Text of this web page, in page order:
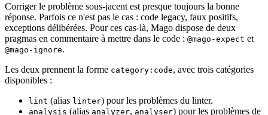
Corriger le problème sous-jacent est presque toujours la bonne
réponse. Parfois ce n'est pas le cas : code legacy, faux positifs,
exceptions délibérées. Pour ces cas-là, Mago dispose de deux
pragmas en commentaire à mettre dans le code : @mago-expect et
@mago-ignore.
Les deux prennent la forme category:code, avec trois catégories
disponibles :
lint (alias linter) pour les problèmes du linter.
analysis (alias analyzer, analyser) pour les problèmes de